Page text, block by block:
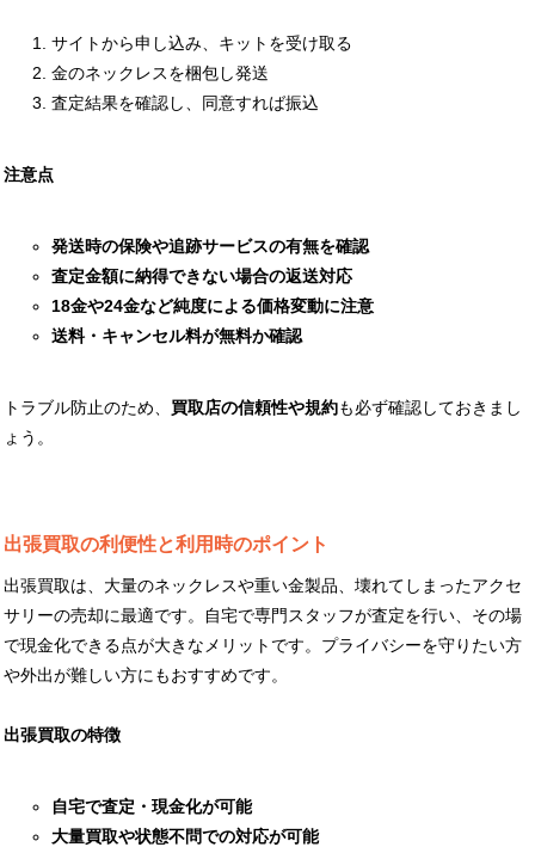
サイトから申し込み、キットを受け取る
金のネックレスを梱包し発送
査定結果を確認し、同意すれば振込
注意点
発送時の保険や追跡サービスの有無を確認
査定金額に納得できない場合の返送対応
18金や24金など純度による価格変動に注意
送料・キャンセル料が無料か確認
トラブル防止のため、 買取店の信頼性や規約も必ず確認しておきまし
ょう。
出張買取の利便性と利用時のポイント
出張買取は、大量のネックレスや重い金製品、壊れてしまったアクセ
サリーの売却に最適です。自宅で専門スタッフが査定を行い、その場
で現金化できる点が大きなメリットです。プライバシーを守りたい方
や外出が難しい方にもおすすめです。
出張買取の特徴
自宅で査定・現金化が可能
大量買取や状態不問での対応が可能